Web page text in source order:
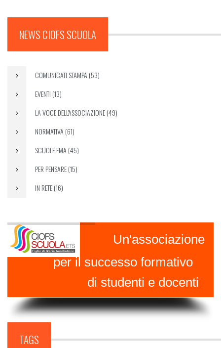
NEWS CIOFS SCUOLA
COMUNICATI STAMPA (53)
EVENTI (13)
LA VOCE DELL'ASSOCIAZIONE (49)
NORMATIVA (61)
SCUOLE FMA (45)
PER PENSARE (15)
IN RETE (16)
Un'associazione
per il successo formativo
di studenti e docenti
TAGS